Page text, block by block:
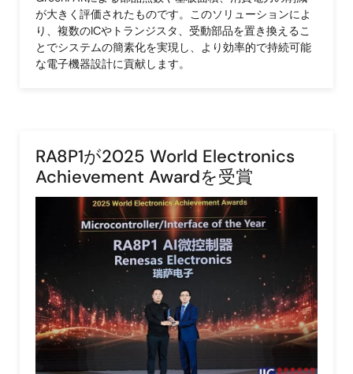
が大きく評価されたものです。このソリューションによ
り、複数のICやトランジスタ、受動部品を置き換えるこ
とでシステムの簡素化を実現し、より効率的で持続可能
な電子機器設計に貢献します。
RA8P1が2025 World Electronics
Achievement Awardを受賞